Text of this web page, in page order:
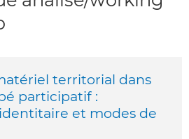
territorial dans
participatif :
et modes de